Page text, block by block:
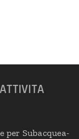
per Subacquea-